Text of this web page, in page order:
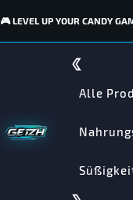
🎮 LEVEL UP YOUR CANDY
Alle